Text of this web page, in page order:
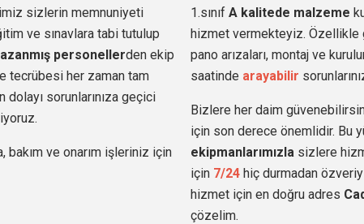
sizlerin memnuniyeti
ve sınavlara tabi tutulup
personellerden ekip
tecrübesi her zaman tam
sorunlarınıza geçici
ve onarım işleriniz için
1.sınıf A kalitede malzeme
hizmet vermekteyiz. Özellikle
pano arızaları, montaj ve
saatinde arayabilir
Bizlere her daim
için son derece önemlidir. Bu
ekipmanlarımızla sizlere
için 7/24 hiç durmadan
hizmet için en doğru adres
çözelim.